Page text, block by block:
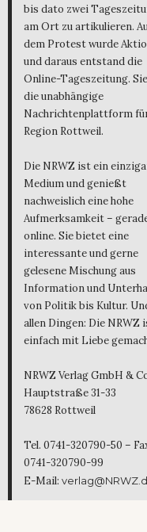
bis dato zwei
am Ort zu artikulieren.
dem Protest wurde
und daraus entstand die
Online-Tageszeitung.
die unabhängige
Nachrichtenplattform
Region Rottweil.
Die NRWZ ist ein
Medium und genießt
nachweislich eine hohe
Aufmerksamkeit –
online. Sie bietet eine
interessante und gerne
gelesene Mischung aus
Information und
von Politik bis Kultur.
allen Dingen: Die NRWZ
einfach mit Liebe
NRWZ Verlag GmbH &
Hauptstraße 31-33
78628 Rottweil
Tel. 0741-320790-50 –
0741-320790-99
E-Mail: